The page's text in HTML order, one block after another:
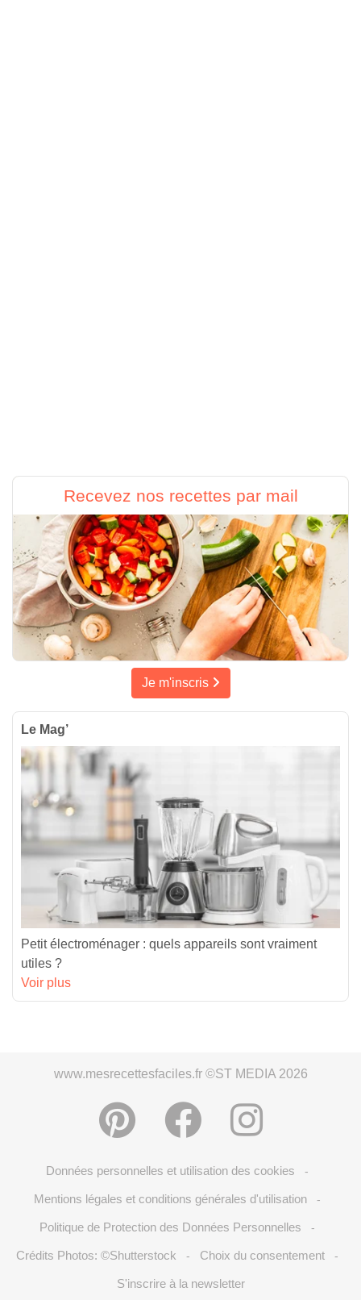
Recevez nos recettes par mail
Je m'inscris
Le Mag’
Petit électroménager : quels appareils sont vraiment
utiles ?
Voir plus
www.mesrecettesfaciles.fr ©ST MEDIA 2026
Données personnelles et utilisation des cookies -
Mentions légales et conditions générales d'utilisation -
Politique de Protection des Données Personnelles -
Crédits Photos: ©Shutterstock - Choix du consentement -
S'inscrire à la newsletter